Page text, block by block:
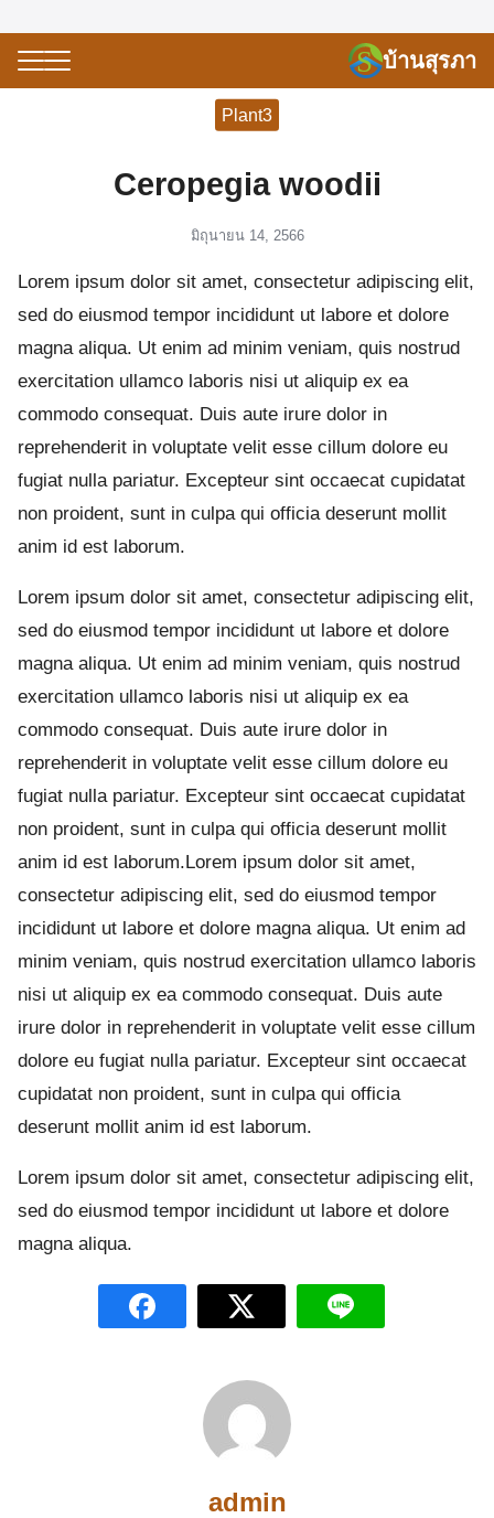
content
S บ้านสุรภา
Search
for:
Plant3
Ceropegia woodii
มิถุนายน 14, 2566
Lorem ipsum dolor sit amet, consectetur adipiscing elit,
sed do eiusmod tempor incididunt ut labore et dolore
magna aliqua. Ut enim ad minim veniam, quis nostrud
exercitation ullamco laboris nisi ut aliquip ex ea
commodo consequat. Duis aute irure dolor in
reprehenderit in voluptate velit esse cillum dolore eu
fugiat nulla pariatur. Excepteur sint occaecat cupidatat
non proident, sunt in culpa qui officia deserunt mollit
anim id est laborum.
Lorem ipsum dolor sit amet, consectetur adipiscing elit,
sed do eiusmod tempor incididunt ut labore et dolore
magna aliqua. Ut enim ad minim veniam, quis nostrud
exercitation ullamco laboris nisi ut aliquip ex ea
commodo consequat. Duis aute irure dolor in
reprehenderit in voluptate velit esse cillum dolore eu
fugiat nulla pariatur. Excepteur sint occaecat cupidatat
non proident, sunt in culpa qui officia deserunt mollit
anim id est laborum.Lorem ipsum dolor sit amet,
consectetur adipiscing elit, sed do eiusmod tempor
incididunt ut labore et dolore magna aliqua. Ut enim ad
minim veniam, quis nostrud exercitation ullamco laboris
nisi ut aliquip ex ea commodo consequat. Duis aute
irure dolor in reprehenderit in voluptate velit esse cillum
dolore eu fugiat nulla pariatur. Excepteur sint occaecat
cupidatat non proident, sunt in culpa qui officia
deserunt mollit anim id est laborum.
Lorem ipsum dolor sit amet, consectetur adipiscing elit,
sed do eiusmod tempor incididunt ut labore et dolore
magna aliqua.
admin